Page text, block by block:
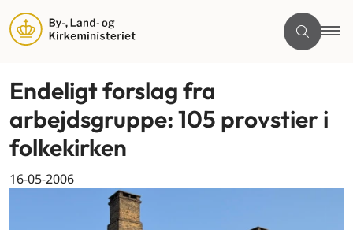
Endeligt forslag fra
arbejdsgruppe: 105 provstier i
folkekirken
16-05-2006